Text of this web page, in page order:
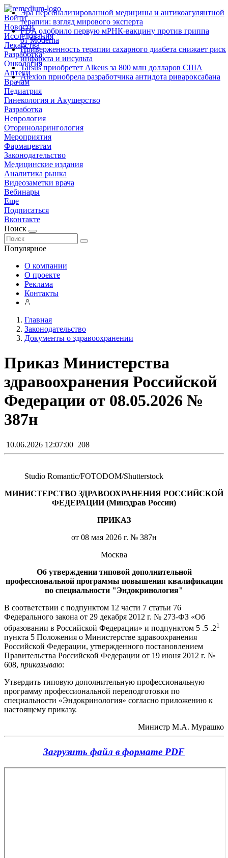
Войти
Новости
Исследования
Лекарства
Разработка
Онкология
Аптеки
Врачам
Педиатрия
Гинекология и Акушерство
Разработка
Неврология
Оториноларингология
Мероприятия
Фармацевтам
Законодательство
Медицинские издания
Аналитика рынка
Видеозаметки врача
Вебинары
Еще
Подписаться
Вконтакте
Поиск
Популярное
Эра персонализированной медицины и антикоагулянтной
терапии: взгляд мирового эксперта
FDA одобрило первую мРНК‑вакцину против гриппа
от Moderna
Приверженность терапии сахарного диабета снижает риск
инфаркта и инсульта
Tarsus приобретет Alkeus за 800 млн долларов США
Alexion приобрела разработчика антидота ривароксабана
О компании
О проекте
Реклама
Контакты
Главная
Законодательство
Документы о здравоохранении
Приказ Министерства
здравоохранения Российской
Федерации от 08.05.2026 №
387н
10.06.2026 12:07:00 208
Studio Romantic/FOTODOM/Shutterstoсk
МИНИСТЕРСТВО ЗДРАВООХРАНЕНИЯ РОССИЙСКОЙ
ФЕДЕРАЦИИ (Минздрав России)
ПРИКАЗ
от 08 мая 2026 г. № 387н
Москва
Об утверждении типовой дополнительной
профессиональной программы повышения квалификации
по специальности "Эндокринология"
В соответствии с подпунктом 12 части 7 статьи 76
Федерального закона от 29 декабря 2012 г. № 273-ФЗ «Об
образовании в Российской Федерации» и подпунктом 5 .5 .21
пункта 5 Положения о Министерстве здравоохранения
Российской Федерации, утвержденного постановлением
Правительства Российской Федерации от 19 июня 2012 г. №
608, приказываю:
Утвердить типовую дополнительную профессиональную
программу профессиональной переподготовки по
специальности «Эндокринология» согласно приложению к
настоящему приказу.
Министр М.А. Мурашко
Загрузить файл в формате PDF